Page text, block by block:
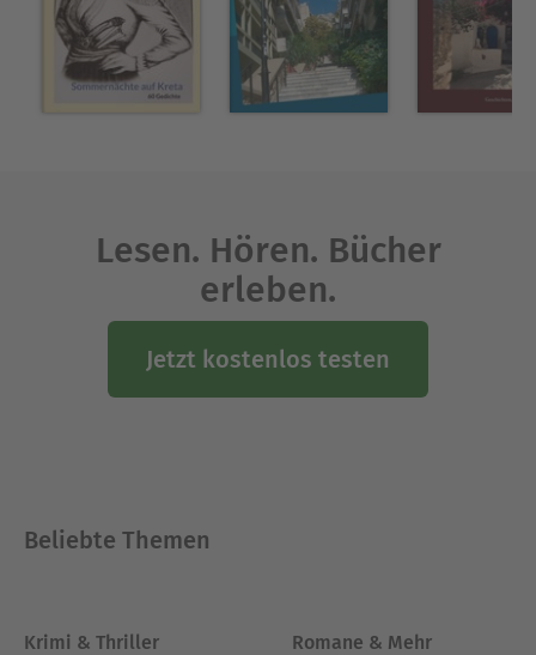
Gedichtbände bzw. Kurzgeschichtenbände sind
inzwischen veröffentlicht.
Ausblenden
Lesen. Hören. Bücher
erleben.
Jetzt kostenlos testen
Beliebte Themen
Krimi & Thriller Romane & Mehr